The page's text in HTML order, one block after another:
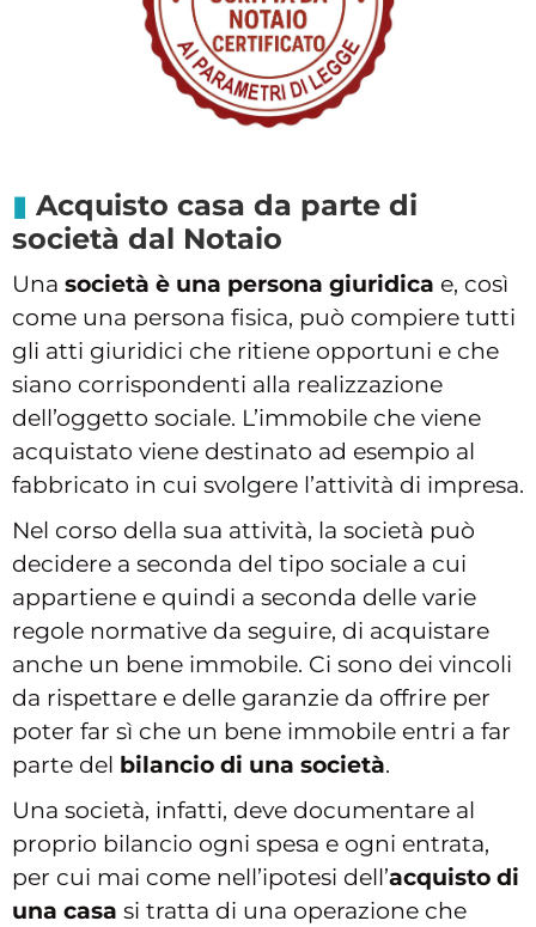
Acquisto casa da parte di
società dal Notaio
Una società è una persona giuridica e, così
come una persona fisica, può compiere tutti
gli atti giuridici che ritiene opportuni e che
siano corrispondenti alla realizzazione
dell’oggetto sociale. L’immobile che viene
acquistato viene destinato ad esempio al
fabbricato in cui svolgere l’attività di impresa.
Nel corso della sua attività, la società può
decidere a seconda del tipo sociale a cui
appartiene e quindi a seconda delle varie
regole normative da seguire, di acquistare
anche un bene immobile. Ci sono dei vincoli
da rispettare e delle garanzie da offrire per
poter far sì che un bene immobile entri a far
parte del bilancio di una società.
Una società, infatti, deve documentare al
proprio bilancio ogni spesa e ogni entrata,
per cui mai come nell’ipotesi dell’acquisto di
una casa si tratta di una operazione che